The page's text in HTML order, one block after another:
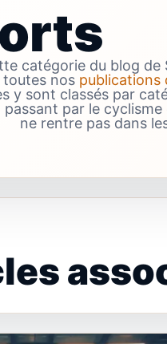
catégorie du blog
nos publications
y sont classés par
passant par le
ne rentre pas dans